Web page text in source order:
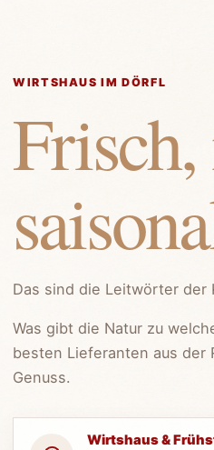
WIRTSHAUS IM DÖRFL
Das sind die Leitwörter der
Was gibt die Natur zu
besten Lieferanten aus der
Genuss.
Wirtshaus &